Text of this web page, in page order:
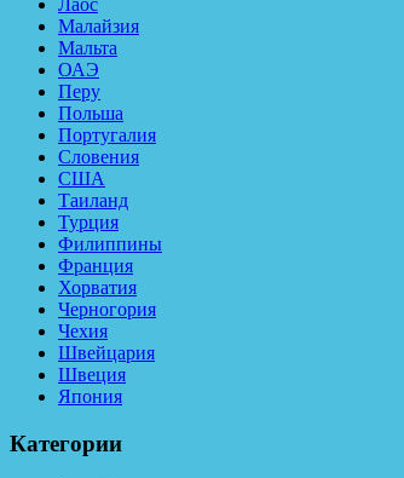
Лаос
Малайзия
Мальта
ОАЭ
Перу
Польша
Португалия
Словения
США
Таиланд
Турция
Филиппины
Франция
Хорватия
Черногория
Чехия
Швейцария
Швеция
Япония
Категории